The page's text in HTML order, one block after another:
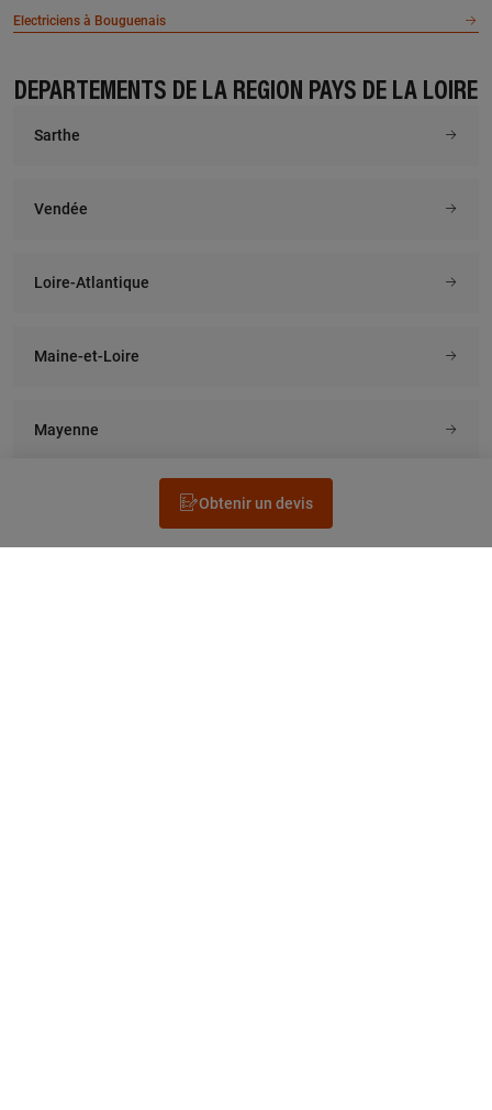
Obtenir un devis
Electriciens à Bouguenais
DÉPARTEMENTS DE LA RÉGION PAYS DE LA LOIRE
Sarthe
Vendée
Loire-Atlantique
Maine-et-Loire
Mayenne